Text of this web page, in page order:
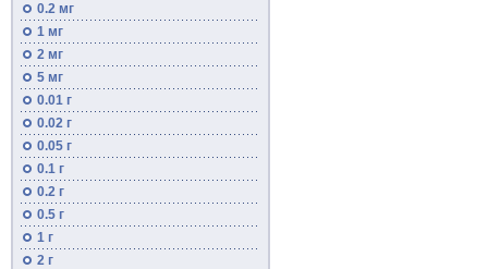
0.2 мг
1 мг
2 мг
5 мг
0.01 г
0.02 г
0.05 г
0.1 г
0.2 г
0.5 г
1 г
2 г